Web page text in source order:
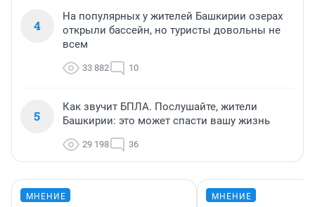
4
На популярных у жителей Башкирии озерах
открыли бассейн, но туристы довольны не
всем
33 882 10
5
Как звучит БПЛА. Послушайте, жители
Башкирии: это может спасти вашу жизнь
29 198 36
МНЕНИЕ МНЕНИЕ